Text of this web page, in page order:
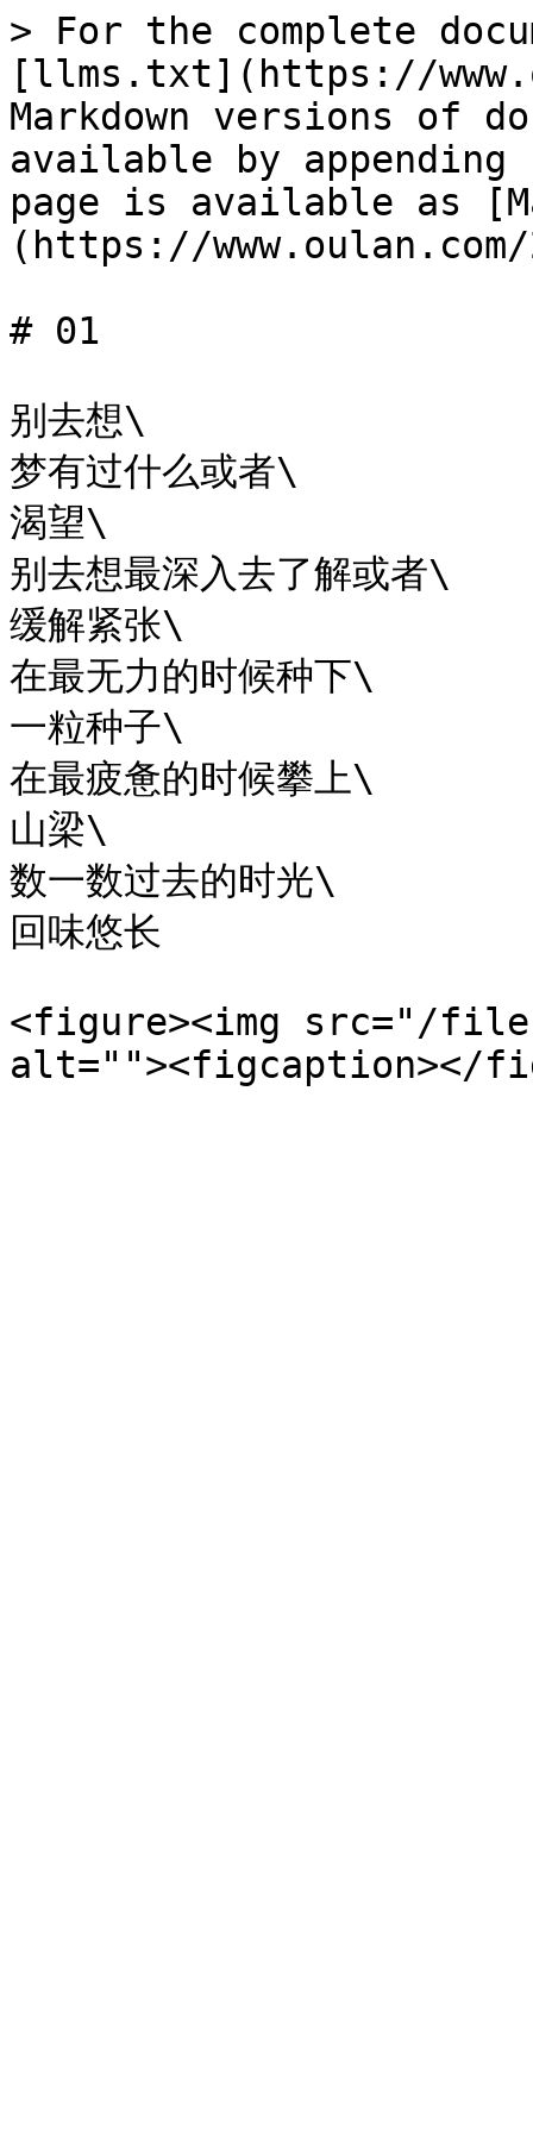
> For the complete
[llms.txt](https://
Markdown versions of
available by
page is available as
(https://
# 01
别去想\
梦有过什么或者\
渴望\
别去想最深入去了解或者\
缓解紧张\
在最无力的时候种下\
一粒种子\
在最疲惫的时候攀上\
山梁\
数一数过去的时光\
回味悠长
<figure><img src="/files/